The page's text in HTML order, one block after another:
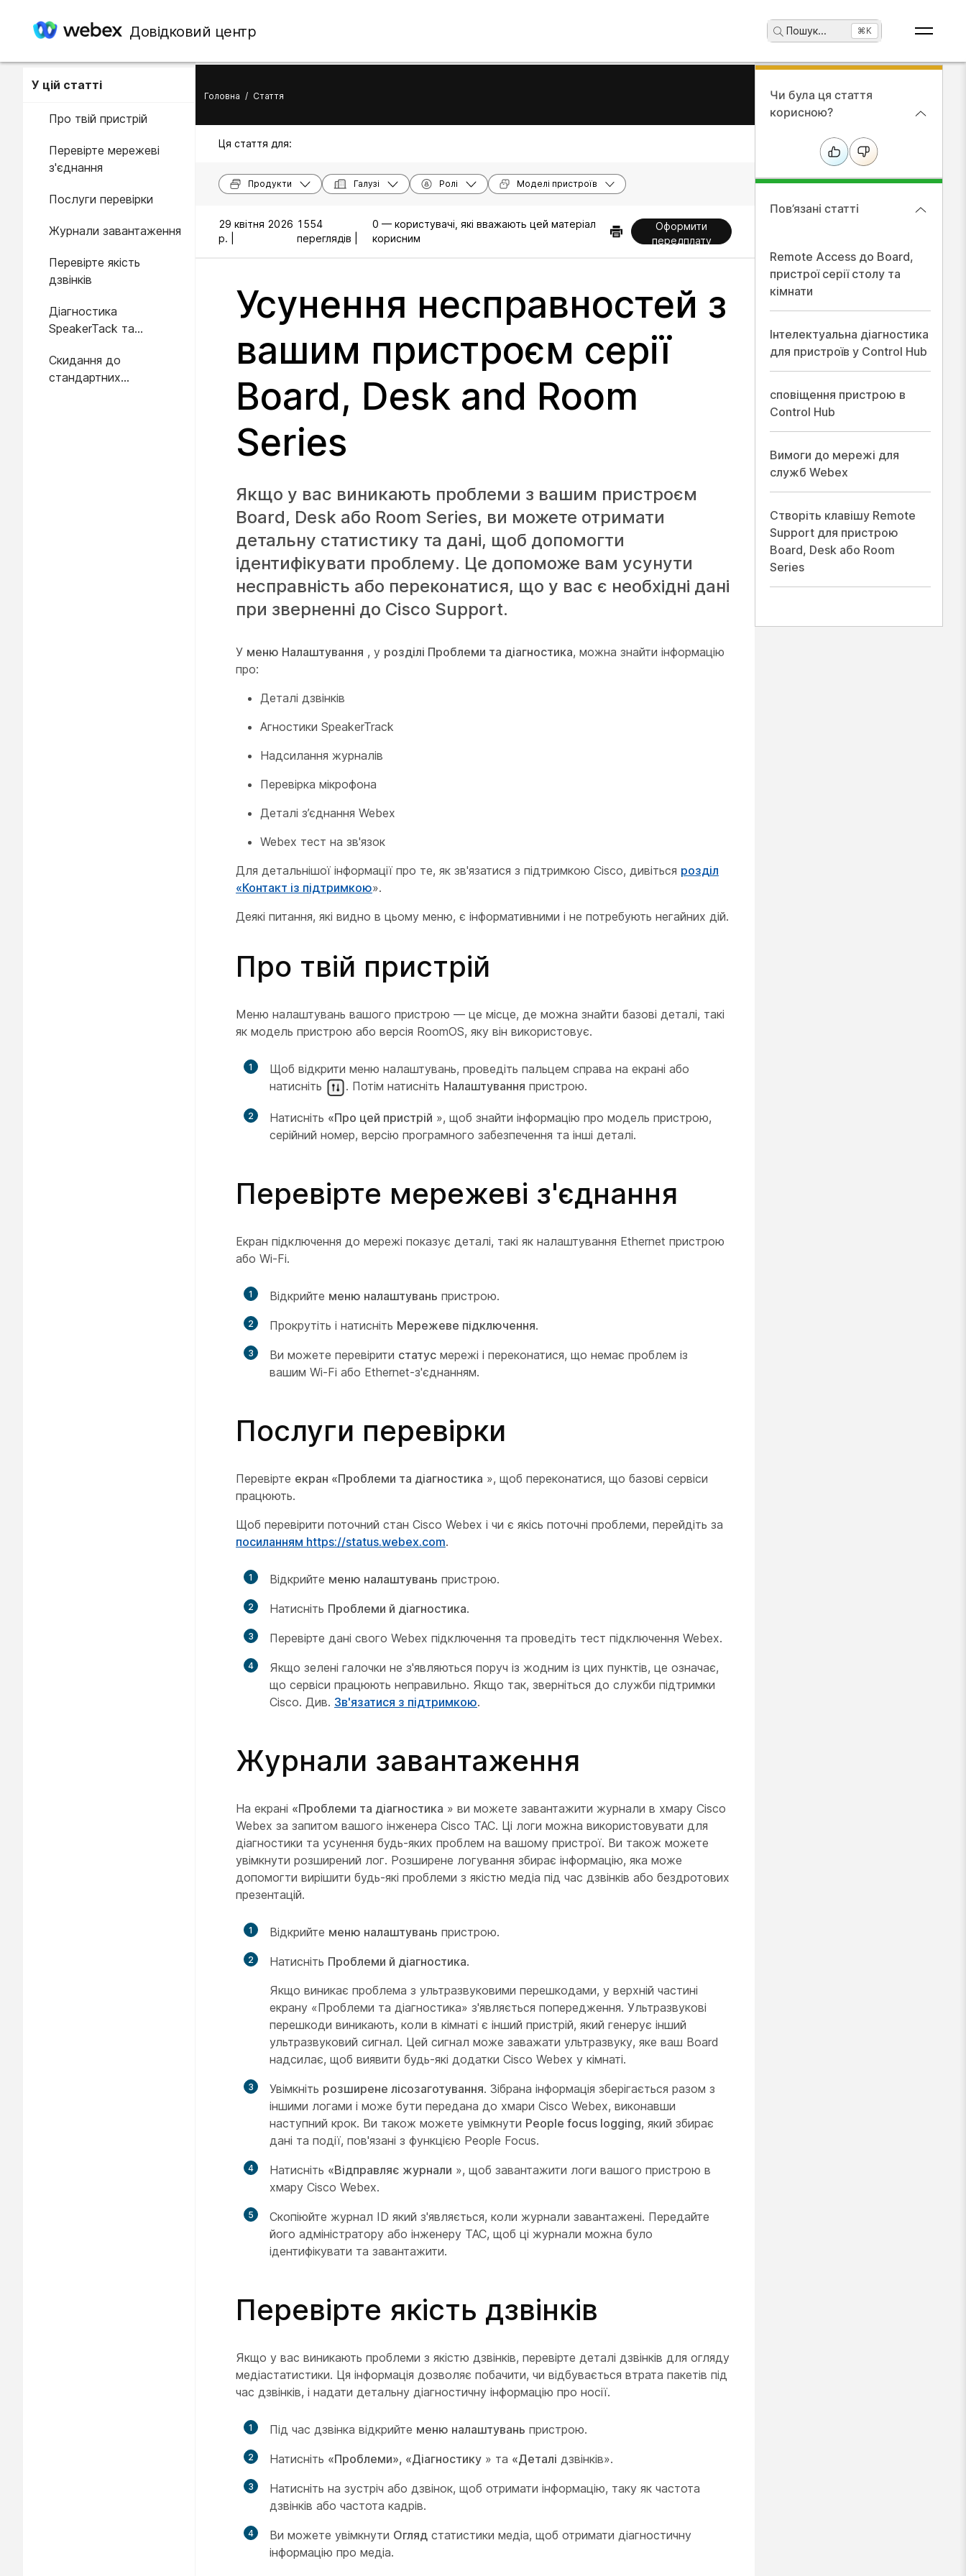
Довідковий центр Пошук... ⌘K
У цій статті
Про твій пристрій
Перевірте мережеві
з'єднання
Послуги перевірки
Журнали завантаження
Перевірте якість
дзвінків
Діагностика
SpeakerTack та
Скидання до
стандартних
Головна / Стаття
Ця стаття для:
Продукти Галузі Ролі Моделі пристроїв
29 квітня 2026
р. |
1554
переглядів |
0 — користувачі, які вважають цей матеріал
корисним
Оформити
передплату
Усунення несправностей з
вашим пристроєм серії
Board, Desk and Room
Series
Якщо у вас виникають проблеми з вашим пристроєм
Board, Desk або Room Series, ви можете отримати
детальну статистику та дані, щоб допомогти
ідентифікувати проблему. Це допоможе вам усунути
несправність або переконатися, що у вас є необхідні дані
при зверненні до Cisco Support.
У меню Налаштування , у розділі Проблеми та діагностика, можна знайти інформацію
про:
Деталі дзвінків
Агностики SpeakerTrack
Надсилання журналів
Перевірка мікрофона
Деталі з’єднання Webex
Webex тест на зв'язок
Для детальнішої інформації про те, як зв'язатися з підтримкою Cisco, дивіться розділ
«Контакт із підтримкою».
Деякі питання, які видно в цьому меню, є інформативними і не потребують негайних дій.
Про твій пристрій
Меню налаштувань вашого пристрою — це місце, де можна знайти базові деталі, такі
як модель пристрою або версія RoomOS, яку він використовує.
1
Щоб відкрити меню налаштувань, проведіть пальцем справа на екрані або
натисніть
. Потім натисніть Налаштування пристрою.
2 Натисніть «Про цей пристрій », щоб знайти інформацію про модель пристрою,
серійний номер, версію програмного забезпечення та інші деталі.
Перевірте мережеві з'єднання
Екран підключення до мережі показує деталі, такі як налаштування Ethernet пристрою
або Wi-Fi.
1 Відкрийте меню налаштувань пристрою.
2 Прокрутіть і натисніть Мережеве підключення.
3 Ви можете перевірити статус мережі і переконатися, що немає проблем із
вашим Wi-Fi або Ethernet-з'єднанням.
Послуги перевірки
Перевірте екран «Проблеми та діагностика », щоб переконатися, що базові сервіси
працюють.
Щоб перевірити поточний стан Cisco Webex і чи є якісь поточні проблеми, перейдіть за
посиланням https://status.webex.com.
1 Відкрийте меню налаштувань пристрою.
2 Натисніть Проблеми й діагностика.
3 Перевірте дані свого Webex підключення та проведіть тест підключення Webex.
4
Якщо зелені галочки не з'являються поруч із жодним із цих пунктів, це означає,
що сервіси працюють неправильно. Якщо так, зверніться до служби підтримки
Cisco. Див. Зв'язатися з підтримкою.
Журнали завантаження
На екрані «Проблеми та діагностика » ви можете завантажити журнали в хмару Cisco
Webex за запитом вашого інженера Cisco TAC. Ці логи можна використовувати для
діагностики та усунення будь-яких проблем на вашому пристрої. Ви також можете
увімкнути розширений лог. Розширене логування збирає інформацію, яка може
допомогти вирішити будь-які проблеми з якістю медіа під час дзвінків або бездротових
презентацій.
1 Відкрийте меню налаштувань пристрою.
2 Натисніть Проблеми й діагностика.
Якщо виникає проблема з ультразвуковими перешкодами, у верхній частині
екрану «Проблеми та діагностика» з'являється попередження. Ультразвукові
перешкоди виникають, коли в кімнаті є інший пристрій, який генерує інший
ультразвуковий сигнал. Цей сигнал може заважати ультразвуку, яке ваш Board
надсилає, щоб виявити будь-які додатки Cisco Webex у кімнаті.
3 Увімкніть розширене лісозаготування. Зібрана інформація зберігається разом з
іншими логами і може бути передана до хмари Cisco Webex, виконавши
наступний крок. Ви також можете увімкнути People focus logging, який збирає
дані та події, пов'язані з функцією People Focus.
4 Натисніть «Відправляє журнали », щоб завантажити логи вашого пристрою в
хмару Cisco Webex.
5
Скопіюйте журнал ID який з'являється, коли журнали завантажені. Передайте
його адміністратору або інженеру TAC, щоб ці журнали можна було
ідентифікувати та завантажити.
Перевірте якість дзвінків
Якщо у вас виникають проблеми з якістю дзвінків, перевірте деталі дзвінків для огляду
медіастатистики. Ця інформація дозволяє побачити, чи відбувається втрата пакетів під
час дзвінків, і надати детальну діагностичну інформацію про носії.
1 Під час дзвінка відкрийте меню налаштувань пристрою.
2 Натисніть «Проблеми», «Діагностику » та «Деталі дзвінків».
3
Натисніть на зустріч або дзвінок, щоб отримати інформацію, таку як частота
дзвінків або частота кадрів.
4 Ви можете увімкнути Огляд статистики медіа, щоб отримати діагностичну
інформацію про медіа.
Чи була ця стаття
корисною?
Пов’язані статті
Remote Access до Board,
пристрої серії столу та
кімнати
Інтелектуальна діагностика
для пристроїв у Control Hub
сповіщення пристрою в
Control Hub
Вимоги до мережі для
служб Webex
Створіть клавішу Remote
Support для пристрою
Board, Desk або Room
Series